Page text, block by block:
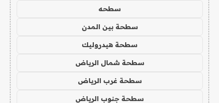
سطحه
سطحة بين المدن
سطحة هيدروليك
سطحة شمال الرياض
سطحة غرب الرياض
سطحة جنوب الرياض